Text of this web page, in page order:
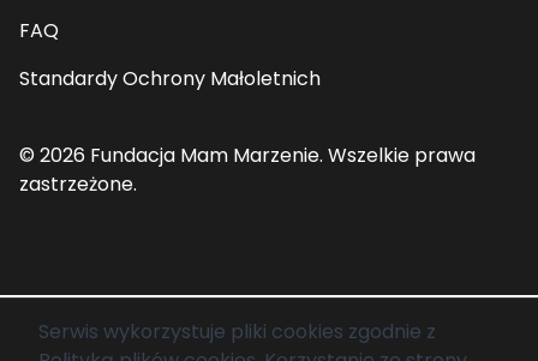
FAQ
Standardy Ochrony Małoletnich
© 2026 Fundacja Mam Marzenie. Wszelkie prawa
zastrzeżone.
Serwis wykorzystuje pliki cookies zgodnie z